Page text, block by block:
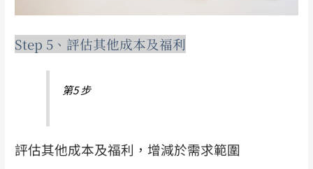
Step 5、評估其他成本及福利
第5 步
評估其他成本及福利，增減於需求範圍